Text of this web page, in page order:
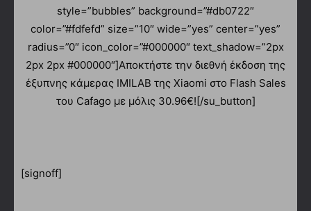
style=”bubbles” background=”#db0722″
color=”#fdfefd” size=”10″ wide=”yes” center=”yes”
radius=”0″ icon_color=”#000000″ text_shadow=”2px
2px 2px #000000″]Αποκτήστε την διεθνή έκδοση της
έξυπνης κάμερας IMILAB της Xiaomi στο Flash Sales
του Cafago με μόλις 30.96€![/su_button]
[signoff]